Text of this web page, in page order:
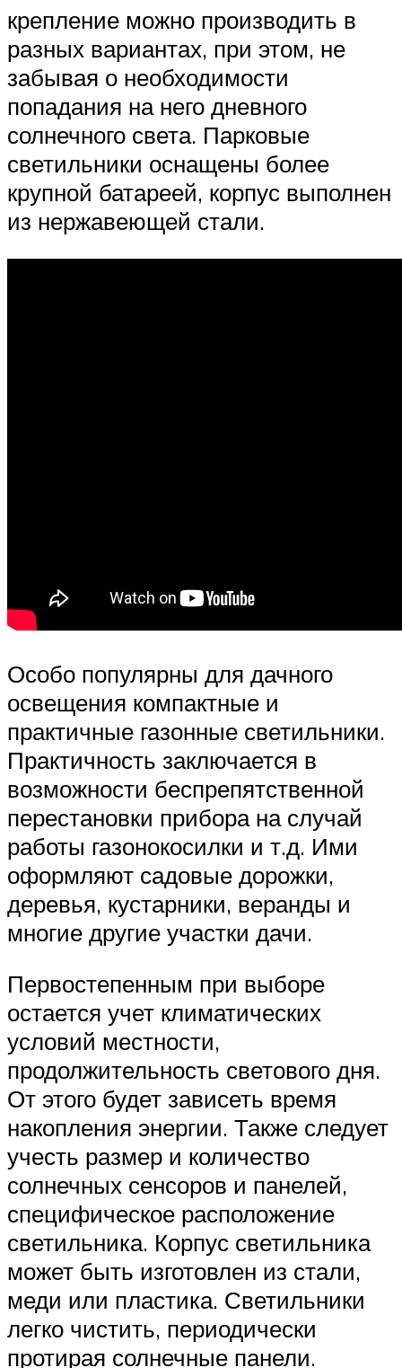
крепление можно производить в
разных вариантах, при этом, не
забывая о необходимости
попадания на него дневного
солнечного света. Парковые
светильники оснащены более
крупной батареей, корпус выполнен
из нержавеющей стали.
Особо популярны для дачного
освещения компактные и
практичные газонные светильники.
Практичность заключается в
возможности беспрепятственной
перестановки прибора на случай
работы газонокосилки и т.д. Ими
оформляют садовые дорожки,
деревья, кустарники, веранды и
многие другие участки дачи.
Первостепенным при выборе
остается учет климатических
условий местности,
продолжительность светового дня.
От этого будет зависеть время
накопления энергии. Также следует
учесть размер и количество
солнечных сенсоров и панелей,
специфическое расположение
светильника. Корпус светильника
может быть изготовлен из стали,
меди или пластика. Светильники
легко чистить, периодически
протирая солнечные панели.